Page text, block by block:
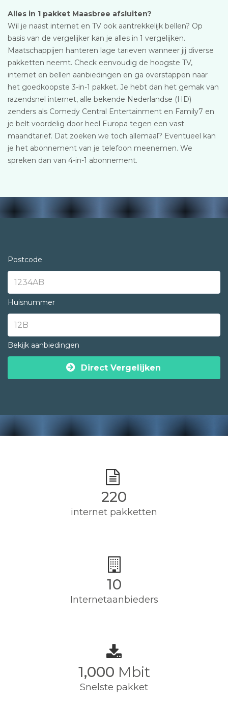
Alles in 1 pakket Maasbree afsluiten?
Wil je naast internet en TV ook aantrekkelijk bellen? Op
basis van de vergelijker kan je alles in 1 vergelijken.
Maatschappijen hanteren lage tarieven wanneer jij diverse
pakketten neemt. Check eenvoudig de hoogste TV,
internet en bellen aanbiedingen en ga overstappen naar
het goedkoopste 3-in-1 pakket. Je hebt dan het gemak van
razendsnel internet, alle bekende Nederlandse (HD)
zenders als Comedy Central Entertainment en Family7 en
je belt voordelig door heel Europa tegen een vast
maandtarief. Dat zoeken we toch allemaal? Eventueel kan
je het abonnement van je telefoon meenemen. We
spreken dan van 4-in-1 abonnement.
Postcode
Huisnummer
Bekijk aanbiedingen
Direct Vergelijken
220
internet pakketten
10
Internetaanbieders
1,000 Mbit
Snelste pakket